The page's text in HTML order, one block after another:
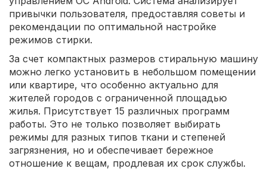
привычки пользователя, предоставляя советы и
рекомендации по оптимальной настройке
режимов стирки.
За счет компактных размеров стиральную машину
можно легко установить в небольшом помещении
или квартире, что особенно актуально для
жителей городов с ограниченной площадью
жилья. Присутствует 15 различных программ
работы. Это не только позволяет выбирать
режимы для разных типов ткани и степеней
загрязнения, но и обеспечивает бережное
отношение к вещам, продлевая их срок службы.